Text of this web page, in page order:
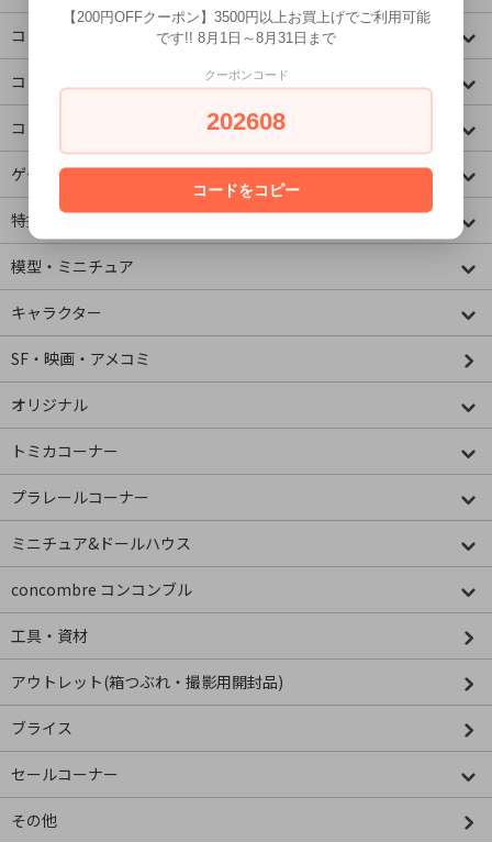
コミック・アニメ(ジャンプ)
コミック・アニメ(その他)
コミック・アニメ(ラノベ系)
ゲームキャラクター
特撮・ヒーロー
模型・ミニチュア
キャラクター
SF・映画・アメコミ
オリジナル
トミカコーナー
プラレールコーナー
ミニチュア&ドールハウス
concombre コンコンブル
工具・資材
アウトレット(箱つぶれ・撮影用開封品)
ブライス
セールコーナー
その他
【200円OFFクーポン】3500円以上お買上げでご利用可能
です!! 8月1日～8月31日まで
クーポンコード
202608
コードをコピー